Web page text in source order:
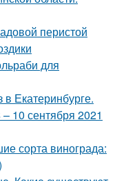
перистой
для
Екатеринбурге.
10 сентября 2021
сорта винограда: